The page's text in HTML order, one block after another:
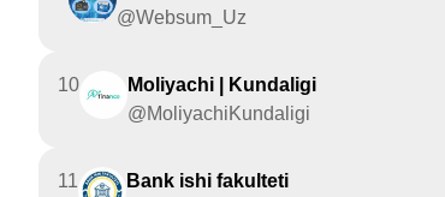
@Websum_Uz
10
Moliyachi | Kundaligi
@MoliyachiKundaligi
11
Bank ishi fakulteti